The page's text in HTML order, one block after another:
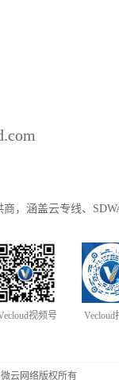
，涵盖云专线、
视频号 Vecloud
微云网络版权所有